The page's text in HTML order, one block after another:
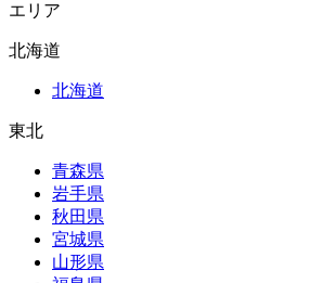
エリア
北海道
北海道
東北
青森県
岩手県
秋田県
宮城県
山形県